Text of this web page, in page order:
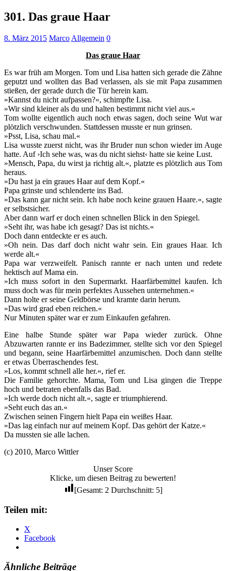
301. Das graue Haar
8. März 2015 Marco Allgemein 0
Das graue Haar
Es war früh am Morgen. Tom und Lisa hatten sich gerade die Zähne
geputzt und wollten das Bad verlassen, als sie mit Papa zusammen
stießen, der gerade durch die Tür herein kam.
»Kannst du nicht aufpassen?«, schimpfte Lisa.
»Wir sind kleiner als du und halten bestimmt nicht viel aus.«
Tom wollte eigentlich auch noch etwas sagen, doch seine Wut war
plötzlich verschwunden. Stattdessen musste er nun grinsen.
»Psst, Lisa, schau mal.«
Lisa wusste zuerst nicht, was ihr Bruder nun schon wieder im Auge
hatte. Auf ›Ich sehe was, was du nicht siehst‹ hatte sie keine Lust.
»Mensch, Papa, du wirst ja richtig alt.«, platzte es plötzlich aus Tom
heraus.
»Du hast ja ein graues Haar auf dem Kopf.«
Papa grinste und schlenderte ins Bad.
»Das kann gar nicht sein. Ich habe noch keine grauen Haare.«, sagte
er selbstsicher.
Aber dann warf er doch einen schnellen Blick in den Spiegel.
»Seht ihr, was habe ich gesagt? Das ist nichts.«
Doch dann entdeckte er es auch.
»Oh nein. Das darf doch nicht wahr sein. Ein graues Haar. Ich
werde alt.«
Papa war verzweifelt. Panisch rannte er nach unten und redete
hektisch auf Mama ein.
»Ich muss sofort in den Supermarkt. Haarfärbemittel kaufen. Ich
muss doch was für mein perfektes Aussehen unternehmen.«
Dann holte er seine Geldbörse und kramte darin herum.
»Das wird grad eben reichen.«
Nur Minuten später war er zum Einkaufen gefahren.
Eine halbe Stunde später war Papa wieder zurück. Ohne
Abzuwarten rannte er ins Badezimmer, stellte sich vor den Spiegel
und begann, seine Haarfärbemittel anzumischen. Doch dann stellte
er etwas Überraschendes fest.
»Los, kommt schnell alle her.«, rief er.
Die Familie gehorchte. Mama, Tom und Lisa gingen die Treppe
hoch und betraten ebenfalls das Bad.
»Ich werde doch nicht alt.«, sagte er triumphierend.
»Seht euch das an.«
Zwischen seinen Fingern hielt Papa ein weißes Haar.
»Das lag einfach nur auf meinem Kopf. Das gehört der Katze.«
Da mussten sie alle lachen.
(c) 2010, Marco Wittler
Unser Score
Klicke, um diesen Beitrag zu bewerten!
[Gesamt: 2 Durchschnitt: 5]
Teilen mit:
X
Facebook
Ähnliche Beiträge